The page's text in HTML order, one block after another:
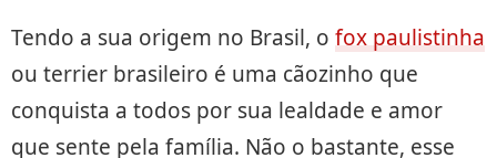
Tendo a sua origem no Brasil, o fox paulistinha
ou terrier brasileiro é uma cãozinho que
conquista a todos por sua lealdade e amor
que sente pela família. Não o bastante, esse